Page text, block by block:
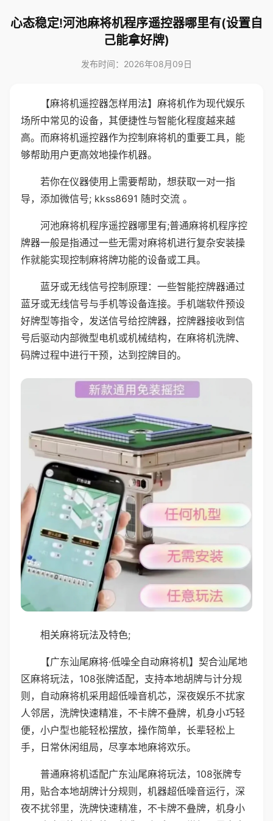
心态稳定!河池麻将机程序遥控器哪里有(设置自
己能拿好牌)
发布时间：2026年08月09日
【麻将机遥控器怎样用法】麻将机作为现代娱乐
场所中常见的设备，其便捷性与智能化程度越来越
高。而麻将机遥控器作为控制麻将机的重要工具，能
够帮助用户更高效地操作机器。
若你在仪器使用上需要帮助，想获取一对一指
导，添加微信号; kkss8691 随时交流 。
河池麻将机程序遥控器哪里有;普通麻将机程序控
牌器一般是指通过一些无需对麻将机进行复杂安装操
作就能实现控制麻将牌功能的设备或工具。
蓝牙或无线信号控制原理：一些智能控牌器通过
蓝牙或无线信号与手机等设备连接。手机端软件预设
好牌型等指令，发送信号给控牌器，控牌器接收到信
号后驱动内部微型电机或机械结构，在麻将机洗牌、
码牌过程中进行干预，达到控牌目的。
相关麻将玩法及特色;
【广东汕尾麻将·低噪全自动麻将机】契合汕尾地
区麻将玩法，108张牌适配，支持本地胡牌与计分规
则，自动麻将机采用超低噪音机芯，深夜娱乐不扰家
人邻居，洗牌快速精准，不卡牌不叠牌，机身小巧轻
便，小户型也能轻松摆放，操作简单，长辈轻松上
手，日常休闲组局，尽享本地麻将欢乐。
普通麻将机适配广东汕尾麻将玩法，108张牌专
用，贴合本地胡牌计分规则，机器超低噪音运行，深
夜不扰邻里，洗牌快速精准，不卡牌不叠牌，机身小